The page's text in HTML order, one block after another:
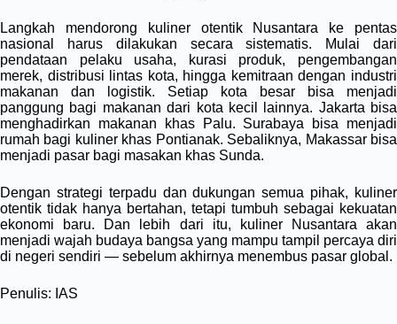
Langkah mendorong kuliner otentik Nusantara ke pentas
nasional harus dilakukan secara sistematis. Mulai dari
pendataan pelaku usaha, kurasi produk, pengembangan
merek, distribusi lintas kota, hingga kemitraan dengan industri
makanan dan logistik. Setiap kota besar bisa menjadi
panggung bagi makanan dari kota kecil lainnya. Jakarta bisa
menghadirkan makanan khas Palu. Surabaya bisa menjadi
rumah bagi kuliner khas Pontianak. Sebaliknya, Makassar bisa
menjadi pasar bagi masakan khas Sunda.
Dengan strategi terpadu dan dukungan semua pihak, kuliner
otentik tidak hanya bertahan, tetapi tumbuh sebagai kekuatan
ekonomi baru. Dan lebih dari itu, kuliner Nusantara akan
menjadi wajah budaya bangsa yang mampu tampil percaya diri
di negeri sendiri — sebelum akhirnya menembus pasar global.
Penulis: IAS